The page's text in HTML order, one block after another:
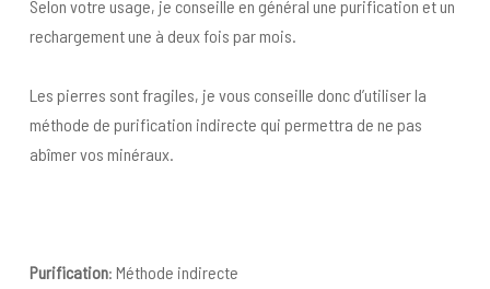
Selon votre usage, je conseille en général une purification et un
rechargement une à deux fois par mois.
Les pierres sont fragiles, je vous conseille donc d’utiliser la
méthode de purification indirecte qui permettra de ne pas
abîmer vos minéraux.
Purification: Méthode indirecte